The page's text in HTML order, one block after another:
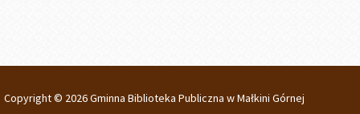
Copyright © 2026 Gminna Biblioteka Publiczna w Małkini Górnej